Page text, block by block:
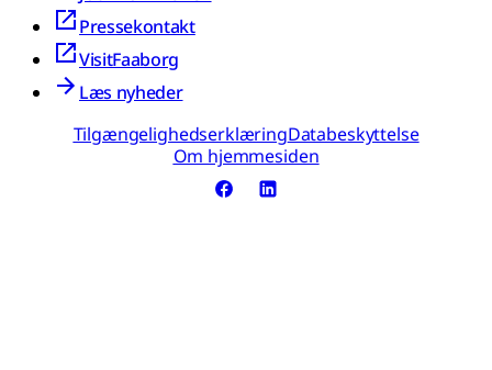
Pressekontakt
VisitFaaborg
Læs nyheder
TilgængelighedserklæringDatabeskyttelse
Om hjemmesiden